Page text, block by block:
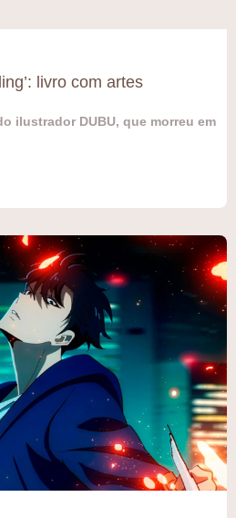
livro com artes
ilustrador DUBU, que morreu em